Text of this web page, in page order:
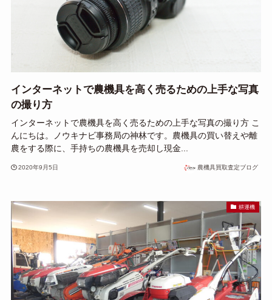
インターネットで農機具を高く売るための上手な写真
の撮り方
インターネットで農機具を高く売るための上手な写真の撮り方 こ
んにちは。ノウキナビ事務局の神林です。農機具の買い替えや離
農をする際に、手持ちの農機具を売却し現金...
2020年9月5日 農機具買取査定ブログ
耕運機